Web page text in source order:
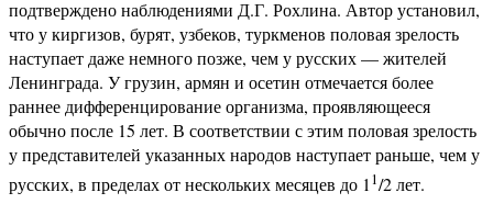
подтверждено наблюдениями Д.Г. Рохлина. Автор установил,
что у киргизов, бурят, узбеков, туркменов половая зрелость
наступает даже немного позже, чем у русских — жителей
Ленинграда. У грузин, армян и осетин отмечается более
раннее дифференцирование организма, проявляющееся
обычно после 15 лет. В соответствии с этим половая зрелость
у представителей указанных народов наступает раньше, чем у
русских, в пределах от нескольких месяцев до 1 1/2 лет.